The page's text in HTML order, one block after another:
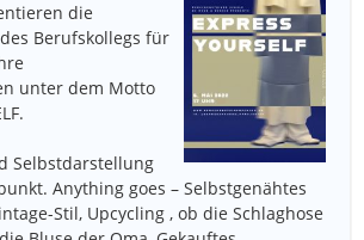
die
Berufskollegs für
unter dem Motto
Selbstdarstellung
Anything goes – Selbstgenähtes
Stil, Upcycling , ob die Schlaghose